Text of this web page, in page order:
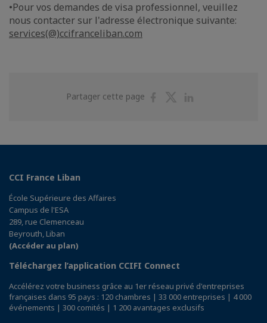
•Pour vos demandes de visa professionnel, veuillez
nous contacter sur l'adresse électronique suivante:
services(@)ccifranceliban.com
Partager cette page
PartagerPartager
CCI France Liban
École Supérieure des Affaires
Campus de l'ESA
289, rue Clemenceau
Beyrouth, Liban
(Accéder au plan)
Téléchargez l’application CCIFI Connect
Accélérez votre business grâce au 1er réseau privé d'entreprises
françaises dans 95 pays : 120 chambres | 33 000 entreprises | 4 000
événements | 300 comités | 1 200 avantages exclusifs